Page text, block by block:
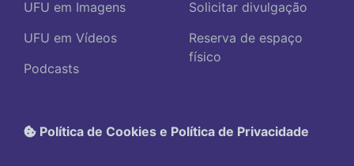
UFU em Imagens
UFU em Vídeos
Podcasts
Solicitar divulgação
Reserva de espaço
físico
Política de Cookies e Política de Privacidade